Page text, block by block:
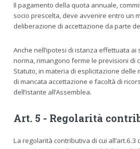
Il pagamento della quota annuale,
socio prescelta, deve avvenire entro un
deliberazione di accettazione da parte
Anche nell’ipotesi di istanza effettuata
norma, rimangono ferme le previsioni di
Statuto, in materia di esplicitazione delle
di mancata accettazione e facoltà di
dell’istante all’Assemblea.
Art. 5 - Regolarità
La regolarità contributiva di cui all’art.6.3